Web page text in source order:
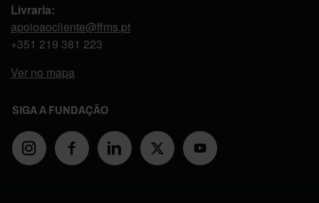
Livraria:
apoioaocliente@ffms.pt
+351 219 381 223
Ver no mapa
SIGA A FUNDAÇÃO